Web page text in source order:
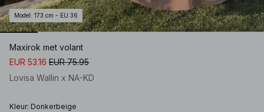
Model : 173 cm - EU 36
Maxirok met volant
EUR 53.16 EUR 75.95
Lovisa Wallin x NA-KD
Kleur: Donkerbeige